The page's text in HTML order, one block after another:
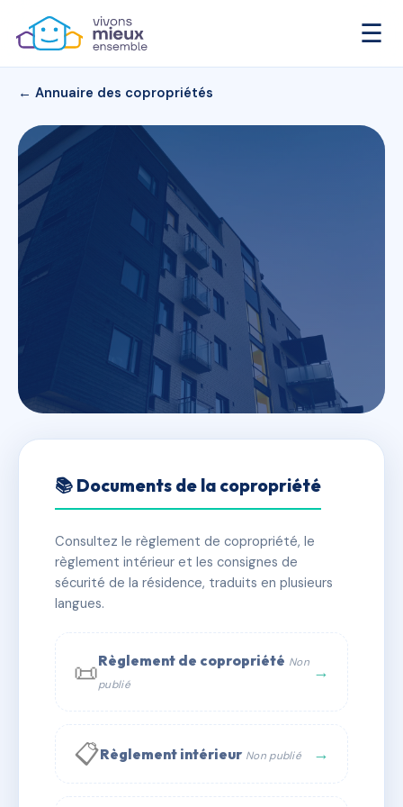
☰
← Annuaire des copropriétés
RESIDENCE QUESNEL
MORINIERE
📍 34 r quesnel moriniere 50200 Coutances
✓ Immatriculée 🏠 53 lots 🏗 2 bâtiment(s)
📞 Contacter Syndic Digital 💬 WhatsApp
✉ Email
📚 Documents de la copropriété
Consultez le règlement de copropriété, le
règlement intérieur et les consignes de
sécurité de la résidence, traduits en plusieurs
langues.
📜Règlement de copropriété Non
publié
→
📋Règlement intérieur Non publié →